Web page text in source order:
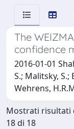
The
confidence
2016-01-01
S.; Malitsky, S.;
Wehrens,
Mostrati risultati
18 di 18